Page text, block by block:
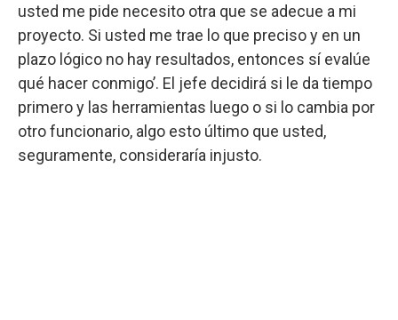
usted me pide necesito otra que se adecue a mi
proyecto. Si usted me trae lo que preciso y en un
plazo lógico no hay resultados, entonces sí evalúe
qué hacer conmigo’. El jefe decidirá si le da tiempo
primero y las herramientas luego o si lo cambia por
otro funcionario, algo esto último que usted,
seguramente, consideraría injusto.